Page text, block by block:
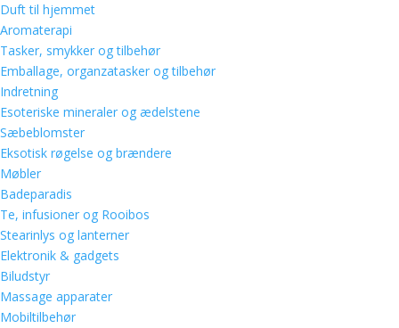
Duft til hjemmet
Aromaterapi
Tasker, smykker og tilbehør
Emballage, organzatasker og tilbehør
Indretning
Esoteriske mineraler og ædelstene
Sæbeblomster
Eksotisk røgelse og brændere
Møbler
Badeparadis
Te, infusioner og Rooibos
Stearinlys og lanterner
Elektronik & gadgets
Biludstyr
Massage apparater
Mobiltilbehør